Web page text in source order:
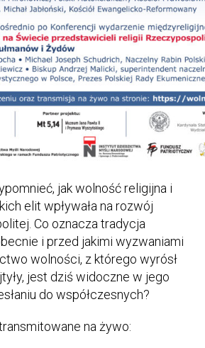
jak wolność religijna i
elit wpływała na rozwój
Co oznacza tradycja
i przed jakimi wyzwaniami
wolności, z którego wyrósł
jest dziś widoczne w jego
do współczesnych?
na żywo: